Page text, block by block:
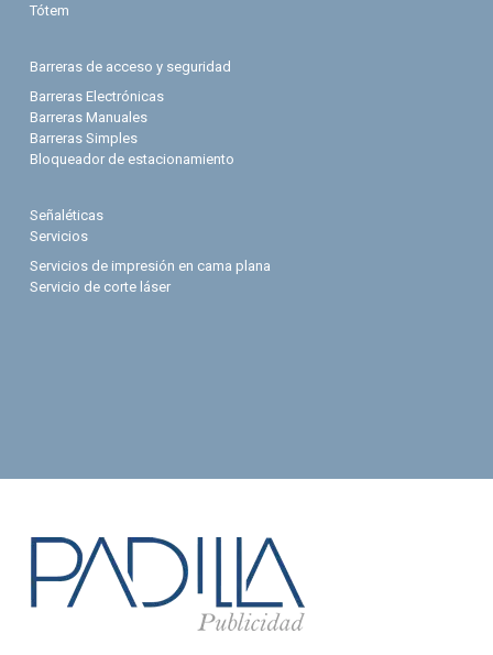
Tótem
Barreras de acceso y seguridad
Barreras Electrónicas
Barreras Manuales
Barreras Simples
Bloqueador de estacionamiento
Señaléticas
Servicios
Servicios de impresión en cama plana
Servicio de corte láser